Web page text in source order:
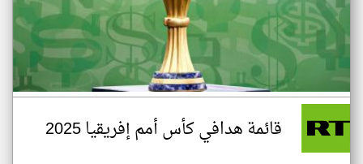
قائمة هدافي كأس أمم إفريقيا 2025